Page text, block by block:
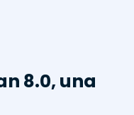
8.0, una